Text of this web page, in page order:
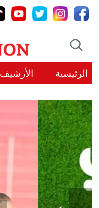
الرئيسية الأرشيف